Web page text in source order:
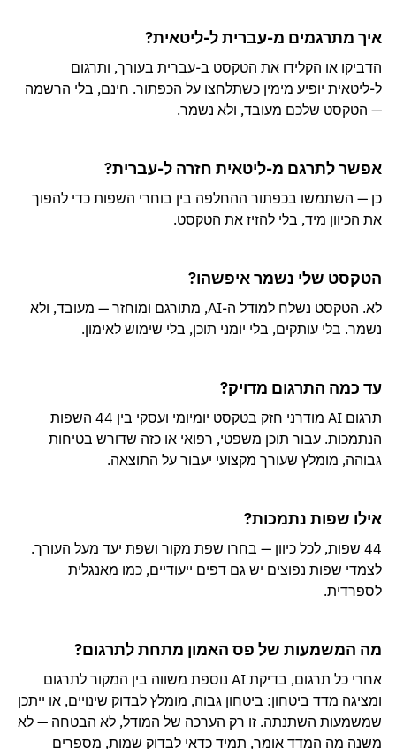
איך מתרגמים מ-עברית ל-ליטאית?
הדביקו או הקלידו את הטקסט ב-עברית בעורך, ותרגום
ל-ליטאית יופיע מימין כשתלחצו על הכפתור. חינם, בלי הרשמה
— הטקסט שלכם מעובד, ולא נשמר.
אפשר לתרגם מ-ליטאית חזרה ל-עברית?
כן — השתמשו בכפתור ההחלפה בין בוחרי השפות כדי להפוך
את הכיוון מיד, בלי להזיז את הטקסט.
הטקסט שלי נשמר איפשהו?
לא. הטקסט נשלח למודל ה-AI, מתורגם ומוחזר — מעובד, ולא
נשמר. בלי עותקים, בלי יומני תוכן, בלי שימוש לאימון.
עד כמה התרגום מדויק?
תרגום AI מודרני חזק בטקסט יומיומי ועסקי בין 44 השפות
הנתמכות. עבור תוכן משפטי, רפואי או כזה שדורש בטיחות
גבוהה, מומלץ שעורך מקצועי יעבור על התוצאה.
אילו שפות נתמכות?
44 שפות, לכל כיוון — בחרו שפת מקור ושפת יעד מעל העורך.
לצמדי שפות נפוצים יש גם דפים ייעודיים, כמו מאנגלית
לספרדית.
מה המשמעות של פס האמון מתחת לתרגום?
אחרי כל תרגום, בדיקת AI נוספת משווה בין המקור לתרגום
ומציגה מדד ביטחון: ביטחון גבוה, מומלץ לבדוק שינויים, או ייתכן
שמשמעות השתנתה. זו רק הערכה של המודל, לא הבטחה — לא
משנה מה המדד אומר, תמיד כדאי לבדוק שמות, מספרים